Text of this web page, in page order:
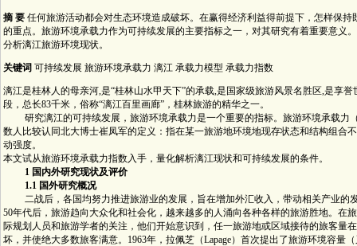
摘 要 任何旅游活动都会对生态环境造成破坏。在赢得经济利益得前提下，怎样保
的重点。旅游环境承载力作为可持续发展的主要指标之一，对其研究有着重要意义
分析漓江旅游环境现状。
关键词 可持续发展 旅游环境承载力 漓江 承载力模型 承载力指数
漓江是桂林人的母亲河,是“桂林山水甲天下”的承载,是国家级旅游风景名胜区,是享
段，总长83千米，俗称“漓江百里画廊”，桂林旅游的精华之一。
研究漓江的可持续发展，旅游环境承载力是一个重要的指标。旅游环境承载力（
数人比较认同北大博士崔凤军的定义：指在某一旅游地环境地现存状态和结构组合
动强度。
本文试从旅游环境承载力指数入手，量化解析漓江现状和可持续发展的条件。
1 国内外研究现状及评价
1.1 国外研究概况
二战后，各国均努力推进旅游业的发展，旨在增加外汇收入，带动相关产业的
50年代后，旅游趋向大众化和社会化，越来越多的人涌向各种各样的旅游胜地。在
际规划人员和旅游学者的关注，他们开始意识到，任一旅游地或区域接待的旅客量
坏，并使绝大多数旅客满意。1963年，拉佩芝（Lapage）首次提出了旅游环境容量